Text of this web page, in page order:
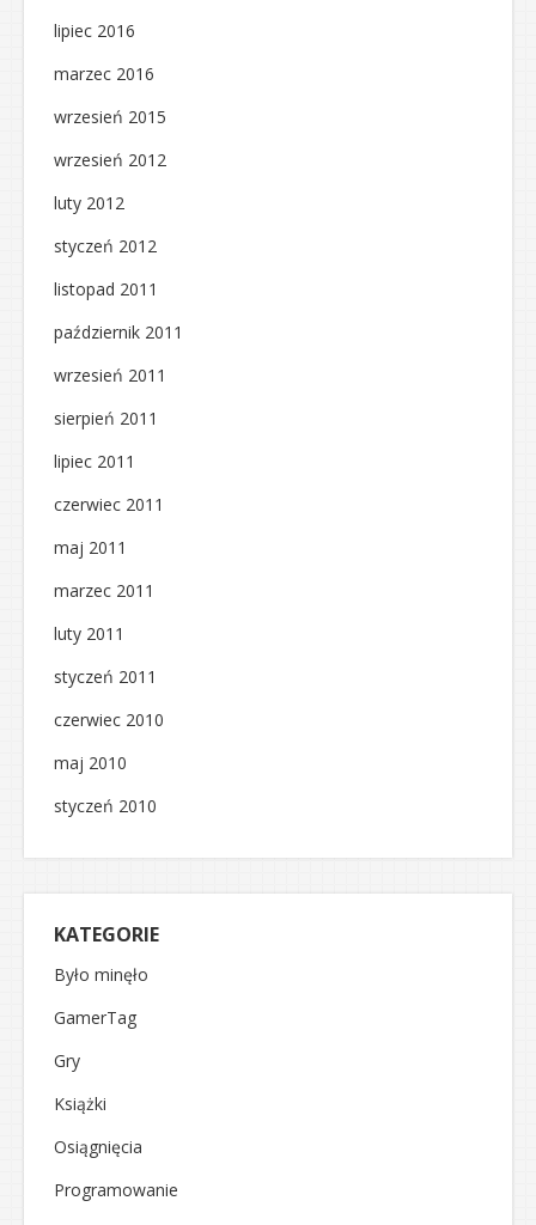
lipiec 2016
marzec 2016
wrzesień 2015
wrzesień 2012
luty 2012
styczeń 2012
listopad 2011
październik 2011
wrzesień 2011
sierpień 2011
lipiec 2011
czerwiec 2011
maj 2011
marzec 2011
luty 2011
styczeń 2011
czerwiec 2010
maj 2010
styczeń 2010
KATEGORIE
Było minęło
GamerTag
Gry
Książki
Osiągnięcia
Programowanie